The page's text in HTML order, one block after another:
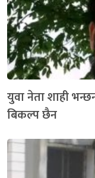
युवा नेता शाही
बिकल्प छैन